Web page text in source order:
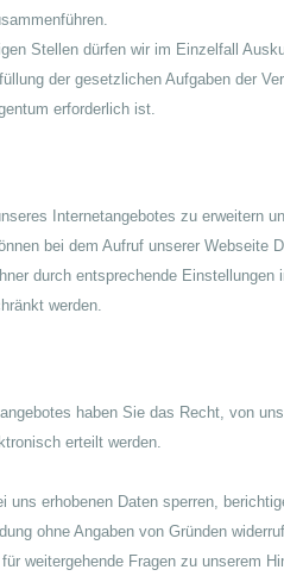
Stellen dürfen wir im Einzelfall
der gesetzlichen Aufgaben der
erforderlich ist.
Internetangebotes zu erweitern
bei dem Aufruf unserer
durch entsprechende
werden.
haben Sie das Recht, von
erteilt werden.
uns erhobenen Daten sperren,
ohne Angaben von Gründen
weitergehende Fragen zu unserem